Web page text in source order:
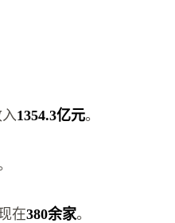
1354.3亿元。
在380余家。